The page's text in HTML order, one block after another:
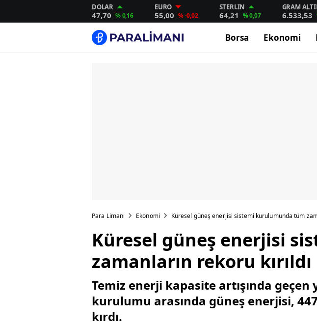
DOLAR
47,70 % 0,16
EURO
55,00 % -0,02
STERLIN
64,21 % 0,07
GRAM
6.533,53
Borsa Ekonomi
Para Limanı Ekonomi Küresel güneş enerjisi sistemi kurulumunda tüm
Küresel güneş enerjisi
zamanların rekoru kırıldı
Temiz enerji kapasite artışında
kurulumu arasında güneş enerjisi,
kırdı.